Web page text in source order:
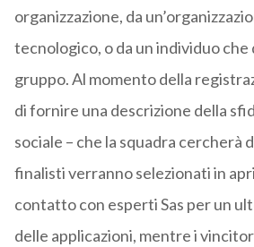
organizzazione, da
tecnologico, o da un individuo che
gruppo. Al momento della
di fornire una descrizione della
sociale – che la squadra cercherà
finalisti verranno selezionati in
contatto con esperti Sas per un
delle applicazioni, mentre i